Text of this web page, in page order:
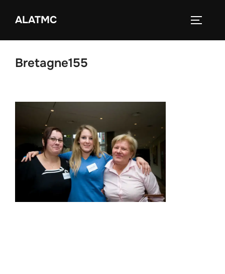
InhaltALATMC
Bretagne155